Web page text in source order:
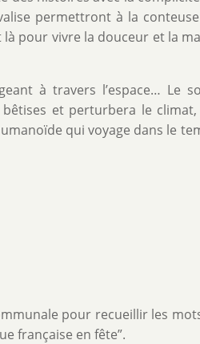
permettront à la
pour vivre la douceur et la
à travers l’espace… Le
et perturbera le climat,
qui voyage dans le
pour recueillir les
française en fête”.